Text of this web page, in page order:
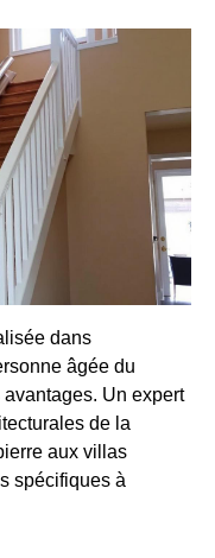
dans
âgée du
Un expert
de la
aux villas
spécifiques à